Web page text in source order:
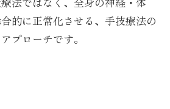
的に正常化させる、手技療法の
プローチです。